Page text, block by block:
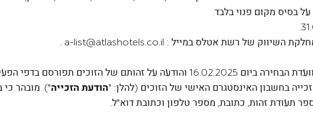
בסיס מקום פנוי בלבד.
השיווק של רשת אטלס במייל : a-list@atlashotels.co.il
בחשבון האינסטגרם האישי של הזוכים (להלן: "הודעת הזכייה"). מובהר כי
תעודת זהות, כתובת, מספר טלפון וכתובת דוא"ל.